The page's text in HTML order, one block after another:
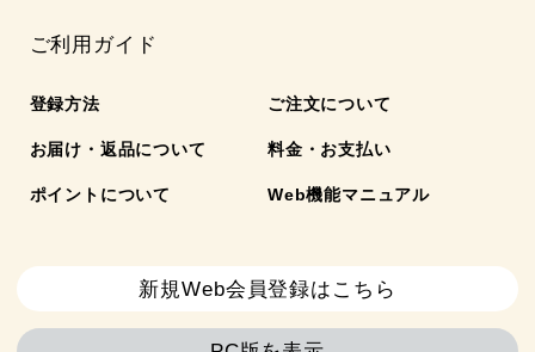
ご利用ガイド
登録方法 ご注文について
お届け・返品について 料金・お支払い
ポイントについて Web機能マニュアル
新規Web会員登録はこちら